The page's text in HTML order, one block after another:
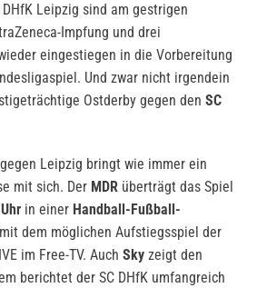
Leipzig sind am gestrigen
Impfung und drei
eingestiegen in die Vorbereitung
Und zwar nicht irgendein
Ostderby gegen den SC
Leipzig bringt wie immer ein
mit sich. Der MDR überträgt das Spiel
in einer Handball-Fußball-
dem möglichen Aufstiegsspiel der
im Free-TV. Auch Sky zeigt den
berichtet der SC DHfK umfangreich